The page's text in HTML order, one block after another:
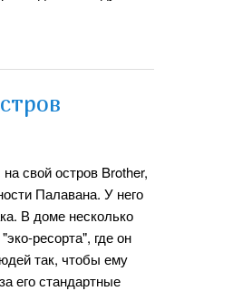
свой остров Brother,
Палавана. У него
В доме несколько
ресорта", где он
так, чтобы ему
его стандартные